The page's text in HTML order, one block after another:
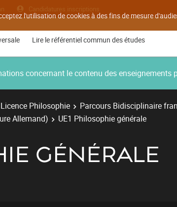
l'utilisation de cookies à des fins de mesure
Candidatures inscriptions
Lire le référentiel commun des études
concernant le contenu des enseignements
Licence Philosophie
Parcours Bidisciplinaire
Allemand)
UE1 Philosophie générale
GÉNÉRALE